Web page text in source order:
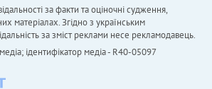
за факти та оціночні судження,
матеріалах. Згідно з українським
за зміст реклами несе рекламодавець.
ідентифікатор медіа - R40-05097